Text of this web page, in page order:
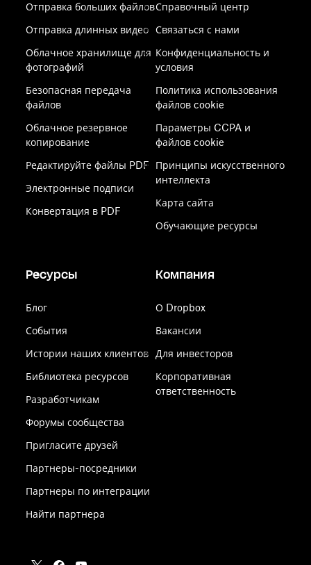
Отправка больших файлов
Отправка длинных видео
Облачное хранилище для
фотографий
Безопасная передача
файлов
Облачное резервное
копирование
Редактируйте файлы PDF
Электронные подписи
Конвертация в PDF
Справочный центр
Связаться с нами
Конфиденциальность и
условия
Политика использования
файлов cookie
Параметры CCPA и
файлов cookie
Принципы искусственного
интеллекта
Карта сайта
Обучающие ресурсы
Ресурсы
Блог
События
Истории наших клиентов
Библиотека ресурсов
Разработчикам
Форумы сообщества
Пригласите друзей
Партнеры-посредники
Партнеры по интеграции
Найти партнера
Компания
О Dropbox
Вакансии
Для инвесторов
Корпоративная
ответственность